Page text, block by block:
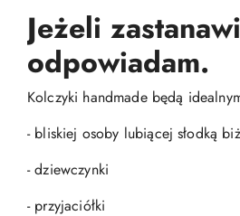
Jeżeli
odpowiadam.
Kolczyki handmade będą
- bliskiej osoby lubiącej słodką
- dziewczynki
- przyjaciółki